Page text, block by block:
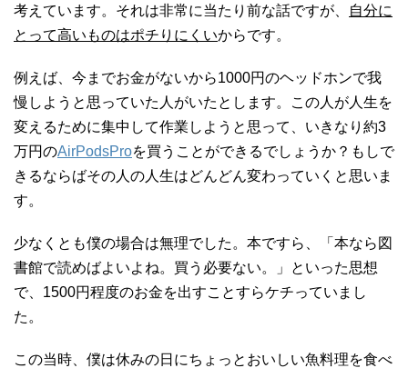
考えています。それは非常に当たり前な話ですが、
自分に
とって高いものはポチりにくいからです。
例えば、今までお金がないから1000円のヘッドホンで我
慢しようと思っていた人がいたとします。この人が人生を
変えるために集中して作業しようと思って、いきなり約3
万円のAirPodsProを買うことができるでしょうか？もしで
きるならばその人の人生はどんどん変わっていくと思いま
す。
少なくとも僕の場合は無理でした。本ですら、「本なら図
書館で読めばよいよね。買う必要ない。」といった思想
で、1500円程度のお金を出すことすらケチっていまし
た。
この当時、僕は休みの日にちょっとおいしい魚料理を食べ